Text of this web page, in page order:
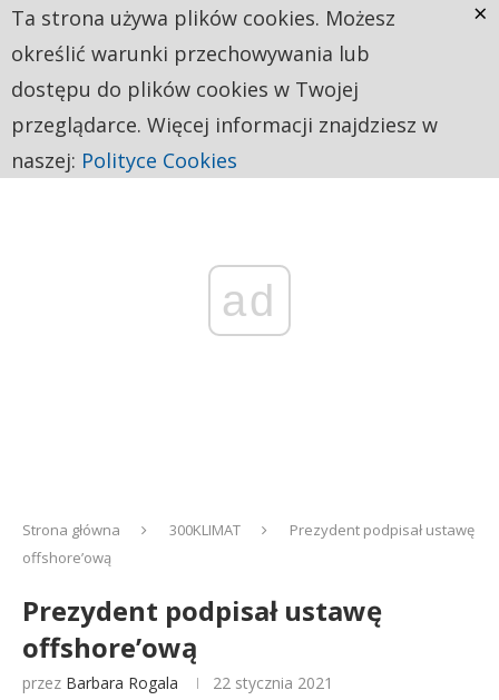
ad
Strona główna 300KLIMAT
Prezydent podpisał ustawę
offshore’ową
Prezydent podpisał ustawę
offshore’ową
przez Barbara Rogala 22 stycznia 2021
Ta strona używa plików cookies. Możesz
określić warunki przechowywania lub
dostępu do plików cookies w Twojej
przeglądarce. Więcej informacji znajdziesz w
naszej: Polityce Cookies
×